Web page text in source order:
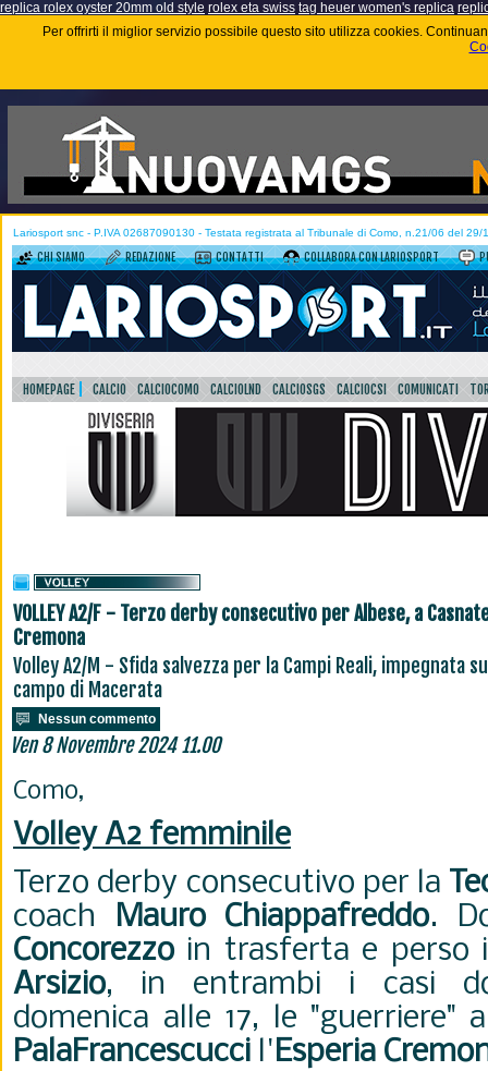
replica rolex oyster 20mm old style rolex eta swiss tag heuer women's replica
Per offrirti il miglior servizio possibile questo sito utilizza cookies.
Lariosport snc - P.IVA 02687090130 - Testata registrata al Tribunale di Como, n.21/06 del 29/
CHI SIAMO REDAZIONE CONTATTI COLLABORA CON LARIOSPORT
HOMEPAGE CALCIO CALCIOCOMO CALCIOLND CALCIOSGS CALCIOCSI COMUNICATI
VOLLEY A2/F - Terzo derby consecutivo per Albese, a
Cremona
Volley A2/M - Sfida salvezza per la Campi Reali, impegnata
campo di Macerata
Nessun commento
Ven 8 Novembre 2024 11.00
Como,
Volley A2 femminile
Terzo derby consecutivo per la
coach Mauro Chiappafreddo.
Concorezzoin trasferta e perso
Arsizio, in entrambi i casi
domenica alle 17, le "guerriere"
PalaFrancescucci l'Esperia